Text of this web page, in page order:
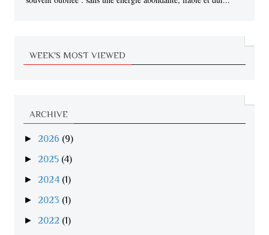
WEEK'S MOST VIEWED
ARCHIVE
► 2026 (9)
► 2025 (4)
► 2024 (1)
► 2023 (1)
► 2022 (1)